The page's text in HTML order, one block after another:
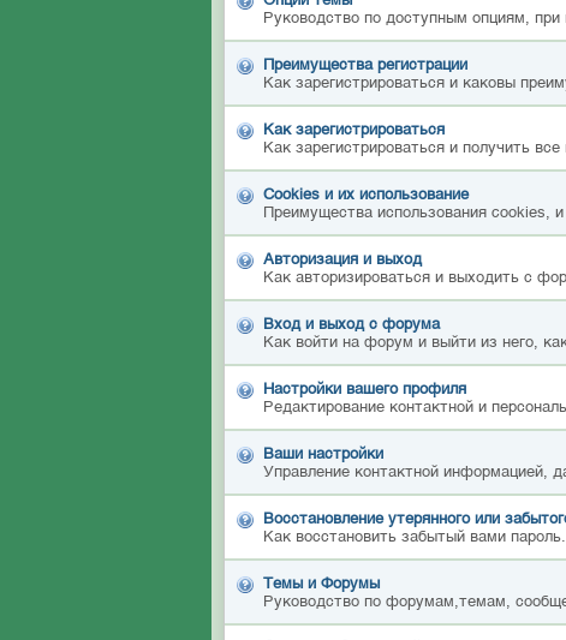
Руководство по доступным опциям, при
Преимущества регистрации
Как зарегистрироваться и каковы
Как зарегистрироваться
Как зарегистрироваться и получить
Cookies и их использование
Преимущества использования cookies,
Авторизация и выход
Как авторизироваться и выходить с
Вход и выход с форума
Как войти на форум и выйти из него,
Настройки вашего профиля
Редактирование контактной и
Ваши настройки
Управление контактной информацией,
Восстановление утерянного или
Как восстановить забытый вами пароль.
Темы и Форумы
Руководство по форумам,темам,